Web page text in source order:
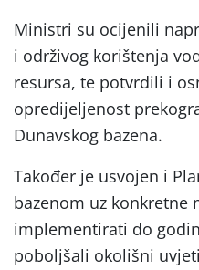
Ministri su ocijenili
i održivog korištenja
resursa, te potvrdili i
opredijeljenost
Dunavskog bazena.
Također je usvojen i
bazenom uz konkretne
implementirati do
poboljšali okolišni